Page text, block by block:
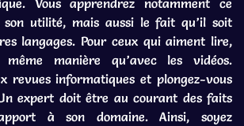
son utilité, mais aussi le fait qu’il soit
langages. Pour ceux qui aiment lire,
manière qu’avec les vidéos.
revues informatiques et plongez-vous
expert doit être au courant des faits
à son domaine. Ainsi, soyez